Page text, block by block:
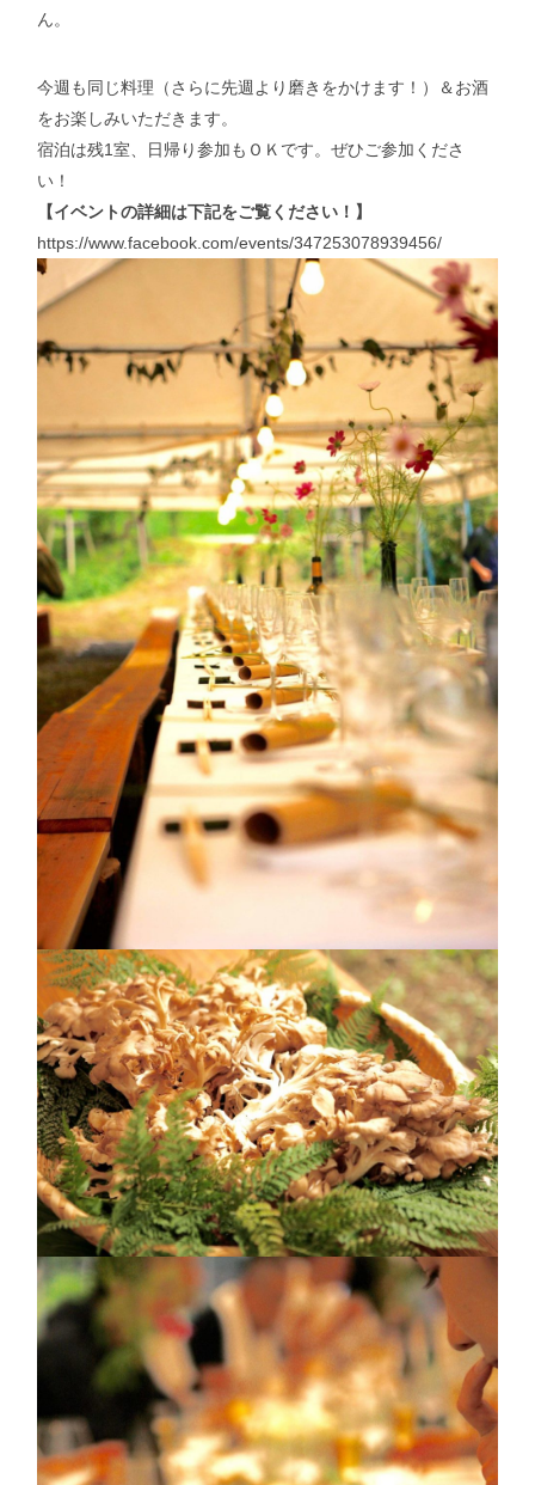
ん。
今週も同じ料理（さらに先週より磨きをかけます！）＆お酒
をお楽しみいただきます。
宿泊は残1室、日帰り参加もＯＫです。ぜひご参加くださ
い！
【イベントの詳細は下記をご覧ください！】
https://www.facebook.com/events/347253078939456/